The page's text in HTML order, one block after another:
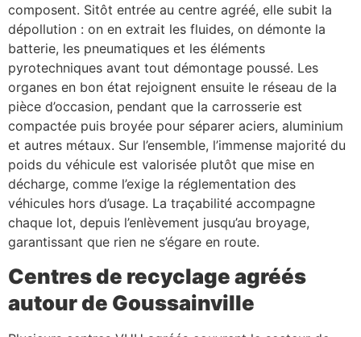
composent. Sitôt entrée au centre agréé, elle subit la
dépollution : on en extrait les fluides, on démonte la
batterie, les pneumatiques et les éléments
pyrotechniques avant tout démontage poussé. Les
organes en bon état rejoignent ensuite le réseau de la
pièce d’occasion, pendant que la carrosserie est
compactée puis broyée pour séparer aciers, aluminium
et autres métaux. Sur l’ensemble, l’immense majorité du
poids du véhicule est valorisée plutôt que mise en
décharge, comme l’exige la réglementation des
véhicules hors d’usage. La traçabilité accompagne
chaque lot, depuis l’enlèvement jusqu’au broyage,
garantissant que rien ne s’égare en route.
Centres de recyclage agréés
autour de Goussainville